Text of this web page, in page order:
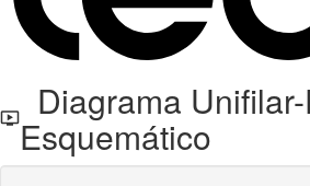
Diagrama
Esquemático